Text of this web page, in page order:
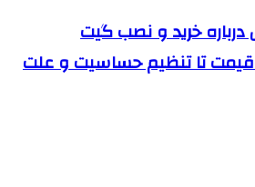
خرید و نصب گیت
تا تنظیم حساسیت و علت